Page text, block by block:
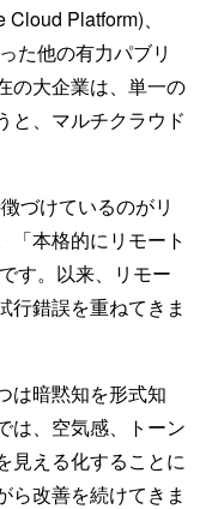
Platform)、
た他の有力パブリ
の大企業は、単一の
と、マルチクラウド
づけているのがリ
「本格的にリモート
す。以来、リモー
行錯誤を重ねてきま
は暗黙知を形式知
は、空気感、トーン
見える化することに
ら改善を続けてきま